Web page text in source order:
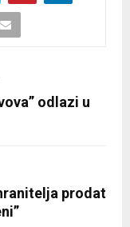
odlazi u
prodat